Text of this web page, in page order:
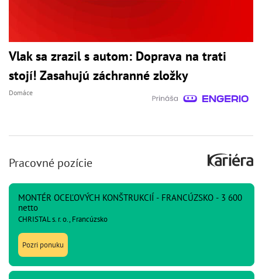
Vlak sa zrazil s autom: Doprava na trati
stojí! Zasahujú záchranné zložky
Domáce
Pracovné pozície
MONTÉR OCEĽOVÝCH KONŠTRUKCIÍ - FRANCÚZSKO - 3 600
netto
CHRISTAL s. r. o., Francúzsko
Pozri ponuku